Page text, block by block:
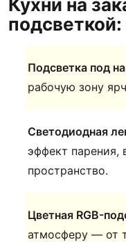
Кухни на
подсветкой:
Подсветка под
рабочую зону
Светодиодная
эффект парения,
пространство.
Цветная RGB-
атмосферу — от